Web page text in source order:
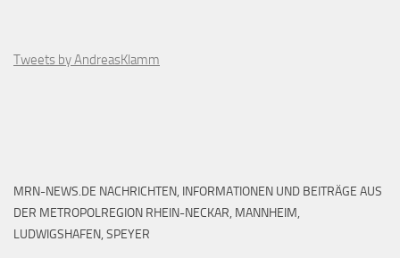
Tweets by AndreasKlamm
MRN-NEWS.DE NACHRICHTEN, INFORMATIONEN UND BEITRÄGE AUS
DER METROPOLREGION RHEIN-NECKAR, MANNHEIM,
LUDWIGSHAFEN, SPEYER